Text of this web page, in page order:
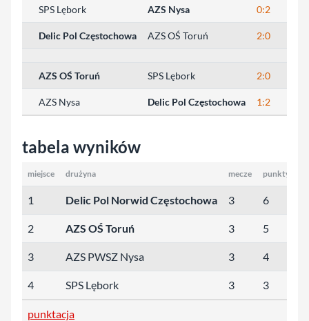
SPS Lębork AZS Nysa 0:2
Delic Pol Częstochowa AZS OŚ Toruń 2:0
AZS OŚ Toruń SPS Lębork 2:0
AZS Nysa Delic Pol Częstochowa 1:2
tabela wyników
miejsce drużyna mecze punkty
1 Delic Pol Norwid Częstochowa 3 6
2 AZS OŚ Toruń 3 5
3 AZS PWSZ Nysa 3 4
4 SPS Lębork 3 3
punktacja